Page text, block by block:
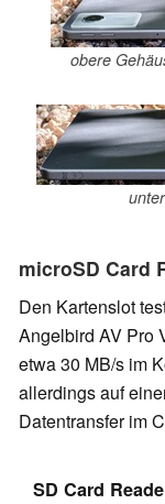
obere
microSD Card
Den Kartenslot
Angelbird AV Pro
etwa 30 MB/s im
allerdings auf
Datentransfer im
SD Card